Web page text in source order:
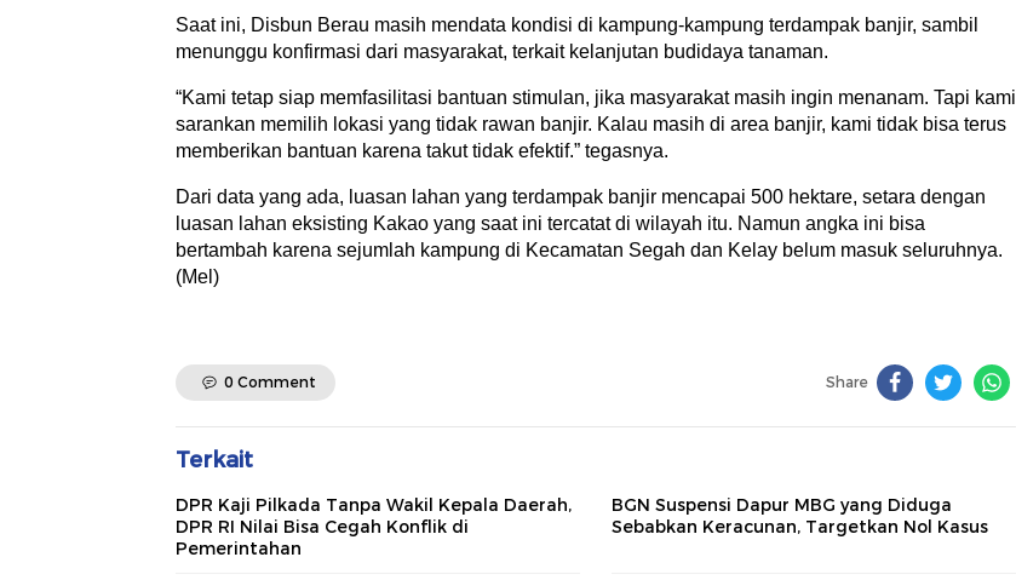
Saat ini, Disbun Berau masih mendata kondisi di kampung-kampung terdampak banjir, sambil
menunggu konfirmasi dari masyarakat, terkait kelanjutan budidaya tanaman.
“Kami tetap siap memfasilitasi bantuan stimulan, jika masyarakat masih ingin menanam. Tapi kami
sarankan memilih lokasi yang tidak rawan banjir. Kalau masih di area banjir, kami tidak bisa terus
memberikan bantuan karena takut tidak efektif.” tegasnya.
Dari data yang ada, luasan lahan yang terdampak banjir mencapai 500 hektare, setara dengan
luasan lahan eksisting Kakao yang saat ini tercatat di wilayah itu. Namun angka ini bisa
bertambah karena sejumlah kampung di Kecamatan Segah dan Kelay belum masuk seluruhnya.
(Mel)
0 Comment Share
Terkait
DPR Kaji Pilkada Tanpa Wakil Kepala Daerah,
DPR RI Nilai Bisa Cegah Konflik di
Pemerintahan
BGN Suspensi Dapur MBG yang Diduga
Sebabkan Keracunan, Targetkan Nol Kasus